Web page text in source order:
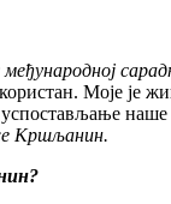
Моје је
успостављање
Кршљанин.